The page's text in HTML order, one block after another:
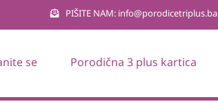
PIŠITE NAM: info@porodicetriplus.ba
se Porodična 3 plus kartica